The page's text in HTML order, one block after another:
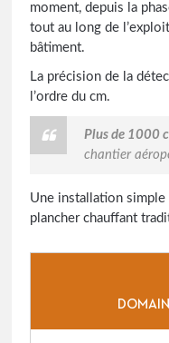
moment, depuis la
tout au long de
bâtiment.
La précision de la
l’ordre du cm.
Plus de 1000
chantier
Une installation simple
plancher chauffant